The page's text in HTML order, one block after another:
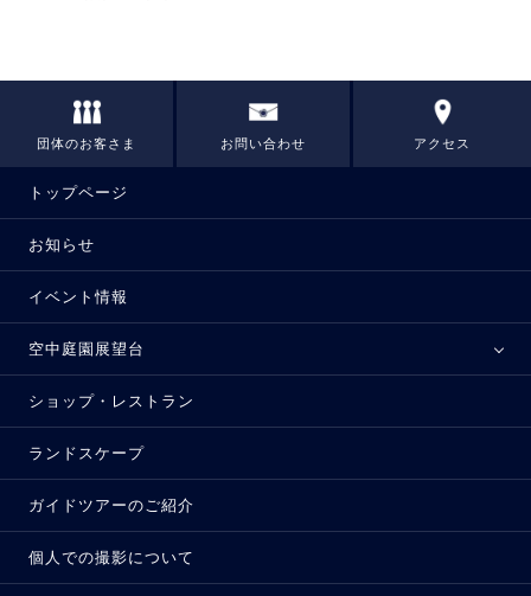
団体のお客さま お問い合わせ アクセス
トップページ
お知らせ
イベント情報
空中庭園展望台
ショップ・レストラン
ランドスケープ
ガイドツアーのご紹介
個人での撮影について